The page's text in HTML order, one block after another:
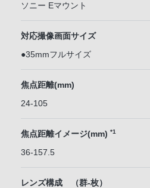
ソニー Eマウント
対応撮像画面サイズ
●35mmフルサイズ
焦点距離(mm)
24-105
焦点距離イメージ(mm) *1
36-157.5
レンズ構成 （群-枚）